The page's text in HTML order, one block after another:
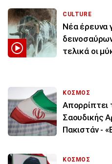
CULTURE
Νέα έρευνα
τελικά οι
ΚΟΣΜΟΣ
Απορρίπτει
Σαουδικής
Πακιστάν -
ΚΟΣΜΟΣ